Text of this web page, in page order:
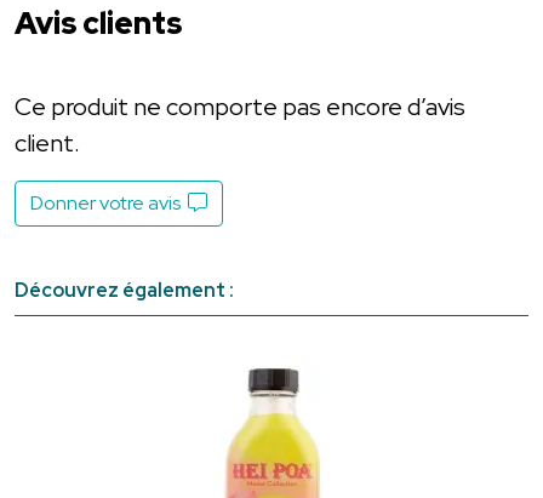
Avis clients
Ce produit ne comporte pas encore d’avis
client.
Donner votre avis
Découvrez également :